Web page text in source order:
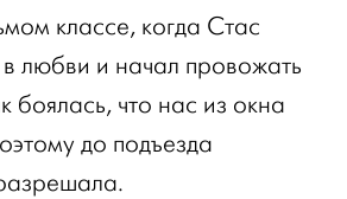
классе, когда Стас
любви и начал провожать
боялась, что нас из окна
до подъезда